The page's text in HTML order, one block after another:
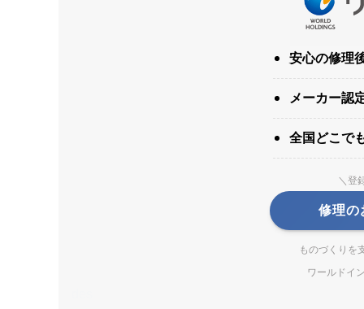
安心の修理
メーカー認
全国どこで
＼登
修理の
ものづくりを
ワールドイ